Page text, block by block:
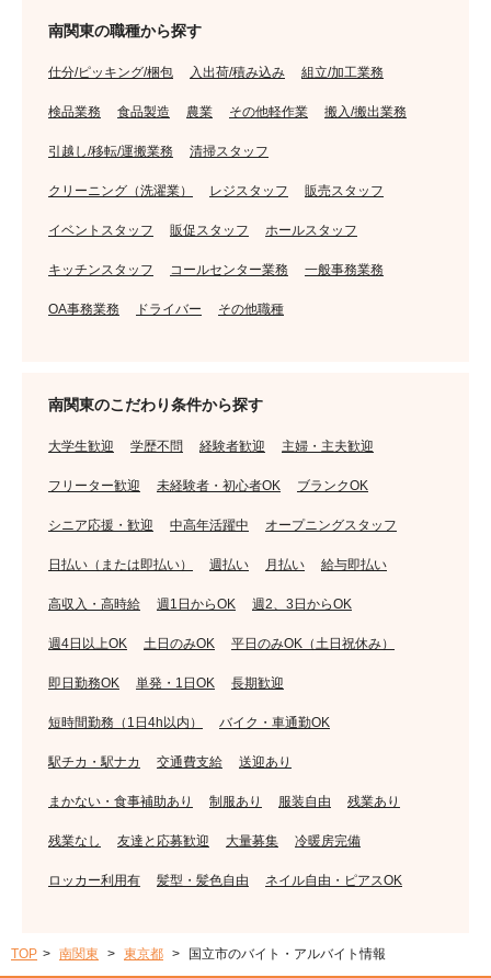
南関東の職種から探す
仕分/ピッキング/梱包 入出荷/積み込み 組立/加工業務
検品業務 食品製造 農業 その他軽作業 搬入/搬出業務
引越し/移転/運搬業務 清掃スタッフ
クリーニング（洗濯業） レジスタッフ 販売スタッフ
イベントスタッフ 販促スタッフ ホールスタッフ
キッチンスタッフ コールセンター業務 一般事務業務
OA事務業務 ドライバー その他職種
南関東のこだわり条件から探す
大学生歓迎 学歴不問 経験者歓迎 主婦・主夫歓迎
フリーター歓迎 未経験者・初心者OK ブランクOK
シニア応援・歓迎 中高年活躍中 オープニングスタッフ
日払い（または即払い） 週払い 月払い 給与即払い
高収入・高時給 週1日からOK 週2、3日からOK
週4日以上OK 土日のみOK 平日のみOK（土日祝休み）
即日勤務OK 単発・1日OK 長期歓迎
短時間勤務（1日4h以内） バイク・車通勤OK
駅チカ・駅ナカ 交通費支給 送迎あり
まかない・食事補助あり 制服あり 服装自由 残業あり
残業なし 友達と応募歓迎 大量募集 冷暖房完備
ロッカー利用有 髪型・髪色自由 ネイル自由・ピアスOK
TOP 南関東 東京都 国立市のバイト・アルバイト情報